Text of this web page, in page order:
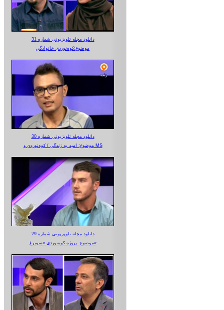
دانلود مجله تلویزیونی شماره 31
موضوع:کوه‌نوردی خانوادگی
دانلود مجله تلویزیونی شماره 30
موضوع: امید به زندگی / کوه‌نوردی و MS
دانلود مجله تلویزیونی شماره 29
موضوع: پروژه کوه‌نوردی «سیمرغ»